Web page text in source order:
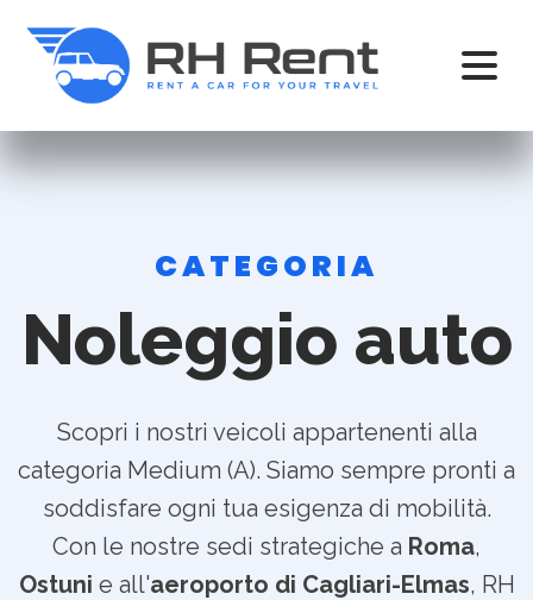
CATEGORIA
Noleggio auto
Scopri i nostri veicoli appartenenti alla
categoria Medium (A). Siamo sempre pronti a
soddisfare ogni tua esigenza di mobilità.
Con le nostre sedi strategiche a Roma,
Ostuni e all'aeroporto di Cagliari-Elmas, RH